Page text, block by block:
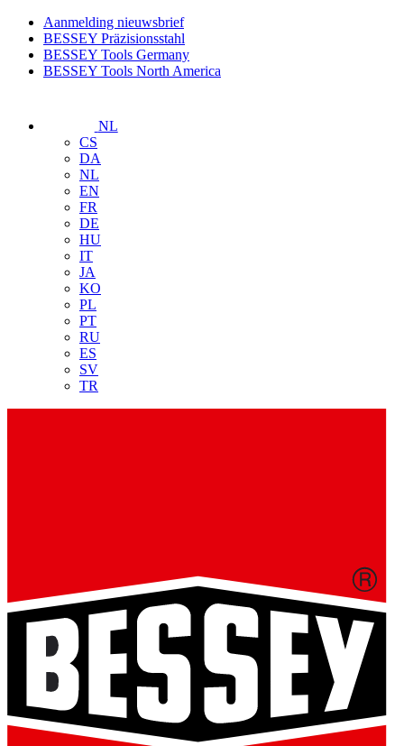
Aanmelding nieuwsbrief
BESSEY Präzisionsstahl
BESSEY Tools Germany
BESSEY Tools North America
NL
CS
DA
NL
EN
FR
DE
HU
IT
JA
KO
PL
PT
RU
ES
SV
TR